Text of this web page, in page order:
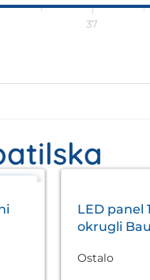
37
LED panel
okrugli
Ostalo